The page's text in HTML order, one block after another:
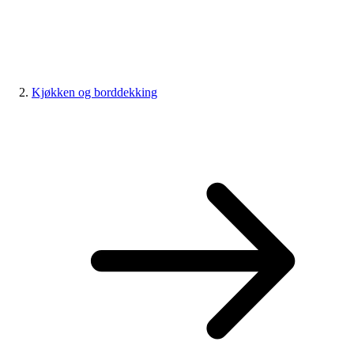
Kjøkken og borddekking